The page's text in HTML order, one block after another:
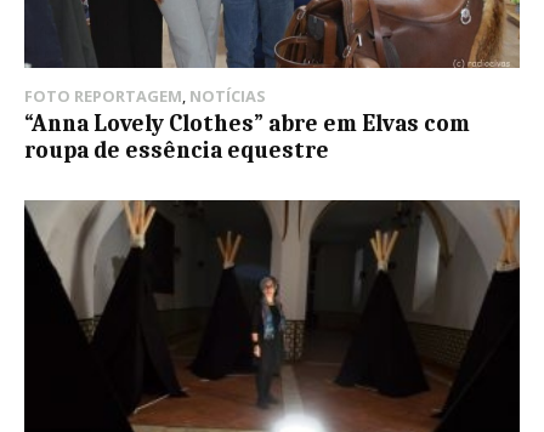
FOTO REPORTAGEM NOTÍCIAS
“Anna Lovely Clothes” abre em Elvas com
roupa de essência equestre